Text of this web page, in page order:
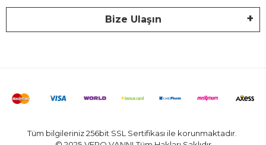
Bize Ulaşın
Tüm bilgileriniz 256bit SSL Sertifikası ile korunmaktadır.